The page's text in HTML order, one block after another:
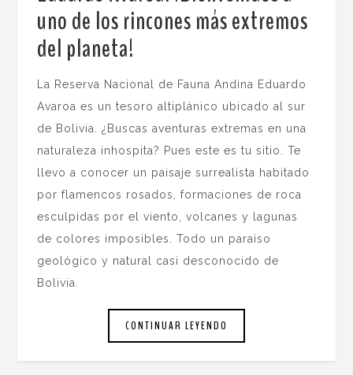
uno de los rincones más extremos
del planeta!
La Reserva Nacional de Fauna Andina Eduardo
Avaroa es un tesoro altiplánico ubicado al sur
de Bolivia. ¿Buscas aventuras extremas en una
naturaleza inhospita? Pues este es tu sitio. Te
llevo a conocer un paisaje surrealista habitado
por flamencos rosados, formaciones de roca
esculpidas por el viento, volcanes y lagunas
de colores imposibles. Todo un paraíso
geológico y natural casi desconocido de
Bolivia.
CONTINUAR LEYENDO